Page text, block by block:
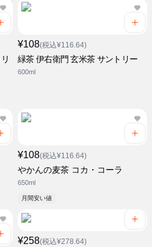
¥108(税込¥116.64)
緑茶 伊右衛門 玄米茶 サントリー
600ml
¥108(税込¥116.64)
やかんの麦茶 コカ・コーラ
650ml
月間安い値
¥258(税込¥278.64)